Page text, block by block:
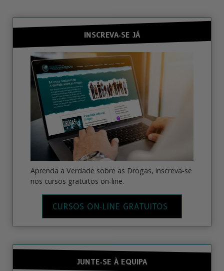
INSCREVA‑SE JÁ
Aprenda a Verdade sobre as Drogas, inscreva‑se
nos cursos gratuitos on‑line.
CURSOS ON‑LINE GRATUITOS
JUNTE‑SE À EQUIPA